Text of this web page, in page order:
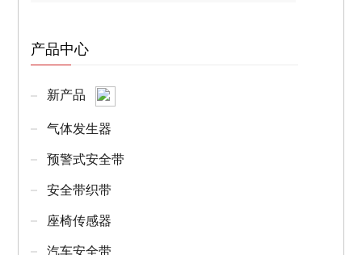
产品中心
新产品
气体发生器
预警式安全带
安全带织带
座椅传感器
汽车安全带